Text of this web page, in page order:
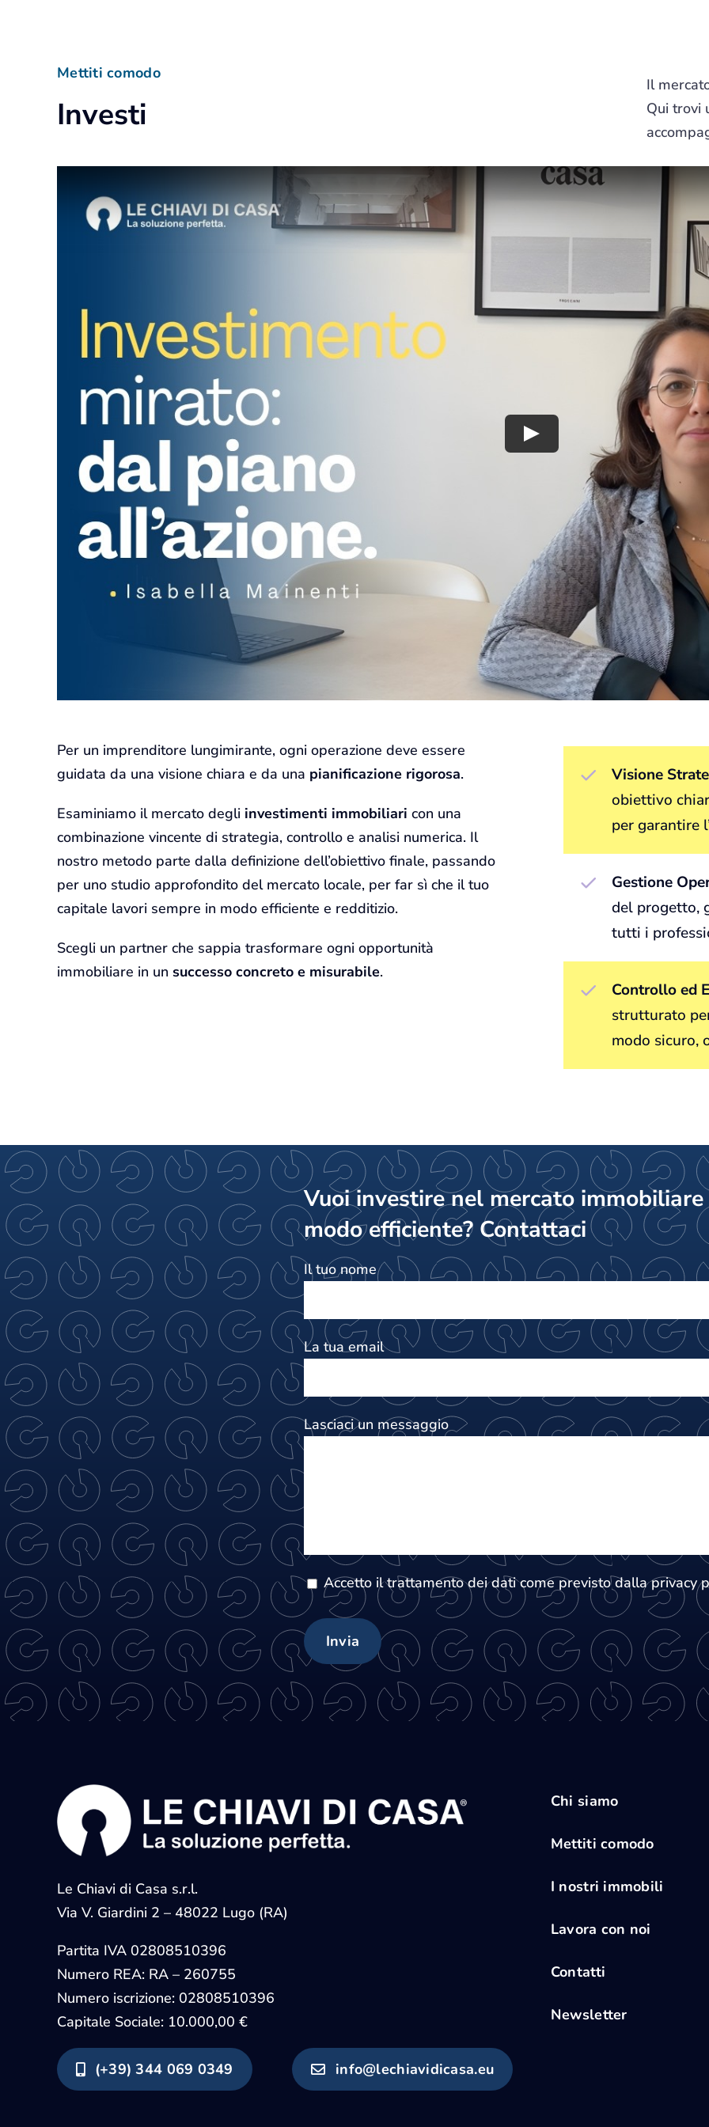
Mettiti comodo
Investi
Il
Qui trovi
Per un imprenditore lungimirante, ogni operazione deve essere
guidata da una visione chiara e da una pianificazione rigorosa.
Esaminiamo il mercato degli investimenti immobiliari con una
combinazione vincente di strategia, controllo e analisi numerica. Il
nostro metodo parte dalla definizione dell’obiettivo finale, passando
per uno studio approfondito del mercato locale, per far sì che il tuo
capitale lavori sempre in modo efficiente e redditizio.
Scegli un partner che sappia trasformare ogni opportunità
immobiliare in un successo concreto e misurabile.
Visione
obiettivo
per garantire
Gestione
del progetto,
tutti i
Controllo ed
strutturato
modo sicuro,
Vuoi investire nel mercato
modo efficiente? Contattaci
Il tuo nome
La tua email
Lasciaci un messaggio
Accetto il trattamento dei dati come previsto dalla privacy
Le Chiavi di Casa s.r.l.
Via V. Giardini 2 – 48022 Lugo (RA)
Partita IVA 02808510396
Numero REA: RA – 260755
Numero iscrizione: 02808510396
Capitale Sociale: 10.000,00 €
(+39) 344 069 0349 info@lechiavidicasa.eu
Chi siamo
Mettiti comodo
I nostri immobili
Lavora con noi
Contatti
Newsletter